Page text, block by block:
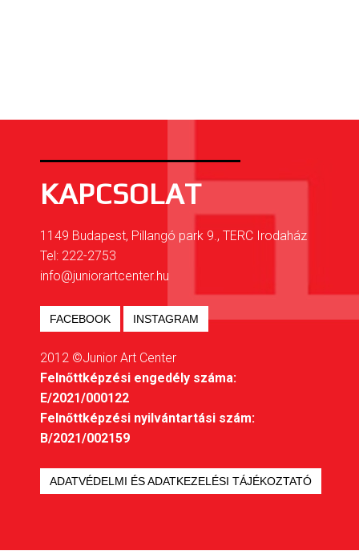
KAPCSOLAT
1149 Budapest, Pillangó park 9., TERC Irodaház
Tel: 222-2753
info@juniorartcenter.hu
FACEBOOK INSTAGRAM
2012 ©Junior Art Center
Felnőttképzési engedély száma:
E/2021/000122
Felnőttképzési nyilvántartási szám:
B/2021/002159
ADATVÉDELMI ÉS ADATKEZELÉSI TÁJÉKOZTATÓ